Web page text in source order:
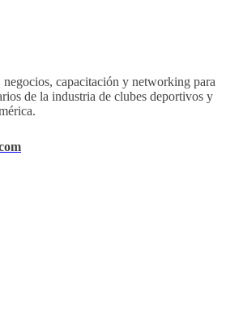
capacitación y networking para
de la industria de clubes deportivos y